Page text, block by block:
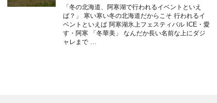
「冬の北海道、阿寒湖で行われるイベントといえ
ば？」 寒い寒い冬の北海道だからこそ 行われるイ
ベントといえば 阿寒湖氷上フェスティバル ICE・愛
す・阿寒 「冬華美」 なんだか長い名前な上にダジ
ャレまで …